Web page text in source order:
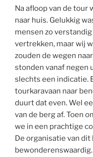
Na afloop van de tour
naar huis. Gelukkig
mensen zo
vertrekken, maar wij
zouden de wegen
stonden vanaf negen
slechts een indicatie.
tourkaravaan naar
duurt dat even. Wel
van de berg af. Toen
we in een prachtige
De organisatie van